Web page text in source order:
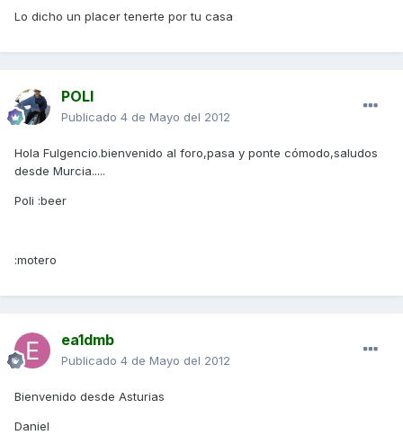
Lo dicho un placer tenerte por tu casa
POLI
Publicado 4 de Mayo del 2012
Hola Fulgencio.bienvenido al foro,pasa y ponte cómodo,saludos
desde Murcia.....
Poli :beer
:motero
ea1dmb
Publicado 4 de Mayo del 2012
Bienvenido desde Asturias
Daniel